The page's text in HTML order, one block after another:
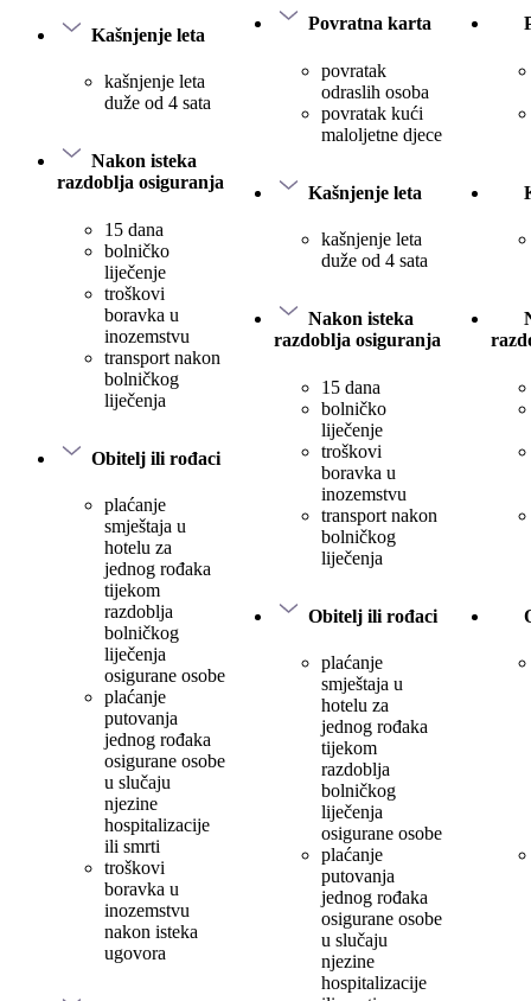
Kašnjenje leta
kašnjenje leta
duže od 4 sata
Nakon isteka
razdoblja osiguranja
15 dana
bolničko
liječenje
troškovi
boravka u
inozemstvu
transport nakon
bolničkog
liječenja
Obitelj ili rođaci
plaćanje
smještaja u
hotelu za
jednog rođaka
tijekom
razdoblja
bolničkog
liječenja
osigurane osobe
plaćanje
putovanja
jednog rođaka
osigurane osobe
u slučaju
njezine
hospitalizacije
ili smrti
troškovi
boravka u
inozemstvu
nakon isteka
ugovora
Povratna karta
povratak
odraslih osoba
povratak kući
maloljetne djece
Kašnjenje leta
kašnjenje leta
duže od 4 sata
Nakon isteka
razdoblja osiguranja
15 dana
bolničko
liječenje
troškovi
boravka u
inozemstvu
transport nakon
bolničkog
liječenja
Obitelj ili rođaci
plaćanje
smještaja u
hotelu za
jednog rođaka
tijekom
razdoblja
bolničkog
liječenja
osigurane osobe
plaćanje
putovanja
jednog rođaka
osigurane osobe
u slučaju
njezine
hospitalizacije